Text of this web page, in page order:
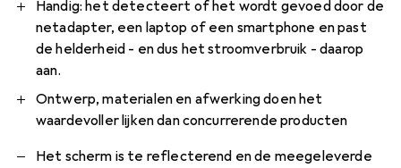
Handig: het detecteert of het wordt gevoed door de
netadapter, een laptop of een smartphone en past
de helderheid - en dus het stroomverbruik - daarop
aan.
Ontwerp, materialen en afwerking doen het
waardevoller lijken dan concurrerende producten
Het scherm is te reflecterend en de meegeleverde